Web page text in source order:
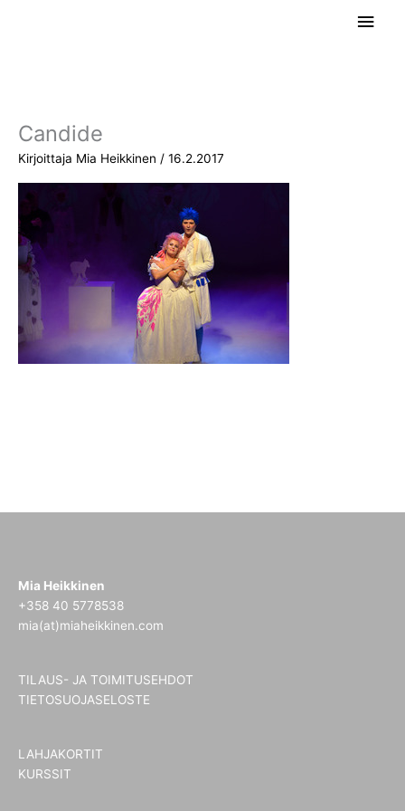
Candide
Kirjoittaja Mia Heikkinen / 16.2.2017
Mia Heikkinen
+358 40 5778538
mia(at)miaheikkinen.com
TILAUS- JA TOIMITUSEHDOT
TIETOSUOJASELOSTE
LAHJAKORTIT
KURSSIT